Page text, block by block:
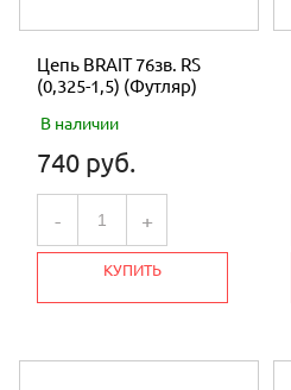
Цепь BRAIT 76зв. RS
(0,325-1,5) (Футляр)
В наличии
740 руб.
- +
КУПИТЬ